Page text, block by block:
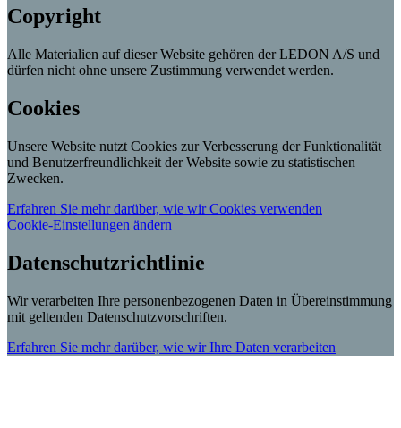
Copyright
Alle Materialien auf dieser Website gehören der LEDON A/S und
dürfen nicht ohne unsere Zustimmung verwendet werden.
Cookies
Unsere Website nutzt Cookies zur Verbesserung der Funktionalität
und Benutzerfreundlichkeit der Website sowie zu statistischen
Zwecken.
Erfahren Sie mehr darüber, wie wir Cookies verwenden
Cookie-Einstellungen ändern
Datenschutzrichtlinie
Wir verarbeiten Ihre personenbezogenen Daten in Übereinstimmung
mit geltenden Datenschutzvorschriften.
Erfahren Sie mehr darüber, wie wir Ihre Daten verarbeiten